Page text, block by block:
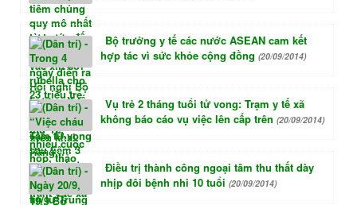
Bộ trưởng y tế các nước ASEAN cam kết
hợp tác vì sức khỏe cộng đồng (20/09/2014)
Vụ trẻ 2 tháng tuổi tử vong: Trạm y tế xã
không báo cáo vụ việc lên cấp trên (20/09/2014)
Điều trị thành công ngoại tâm thu thất dày
nhịp đôi bệnh nhi 10 tuổi (20/09/2014)